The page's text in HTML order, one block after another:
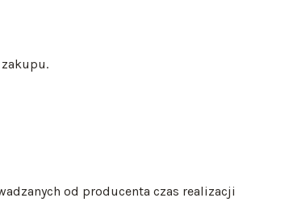
od producenta czas realizacji